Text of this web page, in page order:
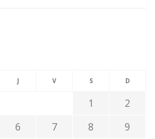
J V S D
1
2
6 7 8
9